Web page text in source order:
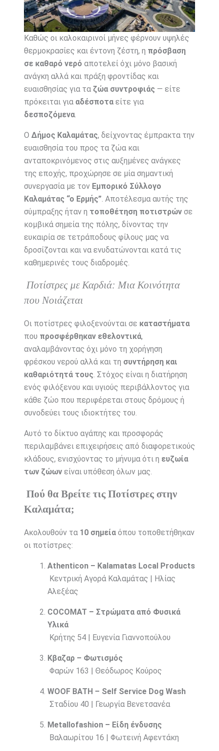
Καθώς οι καλοκαιρινοί μήνες φέρνουν υψηλές
θερμοκρασίες και έντονη ζέστη, η πρόσβαση
σε καθαρό νερό αποτελεί όχι μόνο βασική
ανάγκη αλλά και πράξη φροντίδας και
ευαισθησίας για τα ζώα συντροφιάς — είτε
πρόκειται για αδέσποταείτε για
δεσποζόμενα.
Ο Δήμος Καλαμάτας, δείχνοντας έμπρακτα την
ευαισθησία του προς τα ζώα και
ανταποκρινόμενος στις αυξημένες ανάγκες
της εποχής, προχώρησε σε μία σημαντική
συνεργασία με τον Εμπορικό Σύλλογο
Καλαμάτας “ο Ερμής” . Αποτέλεσμα αυτής της
σύμπραξης ήταν η τοποθέτηση ποτιστρώνσε
κομβικά σημεία της πόλης, δίνοντας την
ευκαιρία σε τετράποδους φίλους μας να
δροσίζονται και να ενυδατώνονται κατά τις
καθημερινές τους διαδρομές.
Ποτίστρες με Καρδιά: Μια Κοινότητα
που Νοιάζεται
Οι ποτίστρες φιλοξενούνται σε καταστήματα
που προσφέρθηκαν εθελοντικά,
αναλαμβάνοντας όχι μόνο τη χορήγηση
φρέσκου νερού αλλά και τη συντήρηση και
καθαριότητά τους . Στόχος είναι η διατήρηση
ενός φιλόξενου και υγιούς περιβάλλοντος για
κάθε ζώο που περιφέρεται στους δρόμους ή
συνοδεύει τους ιδιοκτήτες του.
Αυτό το δίκτυο αγάπης και προσφοράς
περιλαμβάνει επιχειρήσεις από διαφορετικούς
κλάδους, ενισχύοντας το μήνυμα ότι η ευζωία
των ζώωνείναι υπόθεση όλων μας.
Πού θα Βρείτε τις Ποτίστρες στην
Καλαμάτα;
Ακολουθούν τα 10 σημείαόπου τοποθετήθηκαν
οι ποτίστρες:
Athenticon – Kalamatas Local Products
Κεντρική Αγορά Καλαμάτας | Ηλίας
Αλεξέας
COCOMAT – Στρώματα από Φυσικά
Υλικά
Κρήτης 54 | Ευγενία Γιαννοπούλου
Κβαζαρ – Φωτισμός
Φαρών 163 | Θεόδωρος Κούρος
WOOF BATH – Self Service Dog Wash
Σταδίου 40 | Γεωργία Βενετσανέα
Metallofashion – Είδη ένδυσης
Βαλαωρίτου 16 | Φωτεινή Αφεντάκη